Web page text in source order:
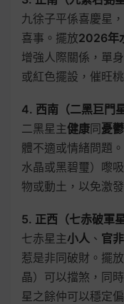
九徐子平係喜慶星
喜事。擺放2026年
增強人際關係，單
或紅色擺設，催旺桃
4. 西南（二黑巨
二黑星主健康同憂鬱
體不適或情緒問題
水晶或黑碧璽）嚟
物或動土，以免激發
5. 正西（七赤破軍
七赤星主小人 、 官非
惹是非同破財。擺放
晶）可以擋煞，同
星之餘仲可以穩定偏